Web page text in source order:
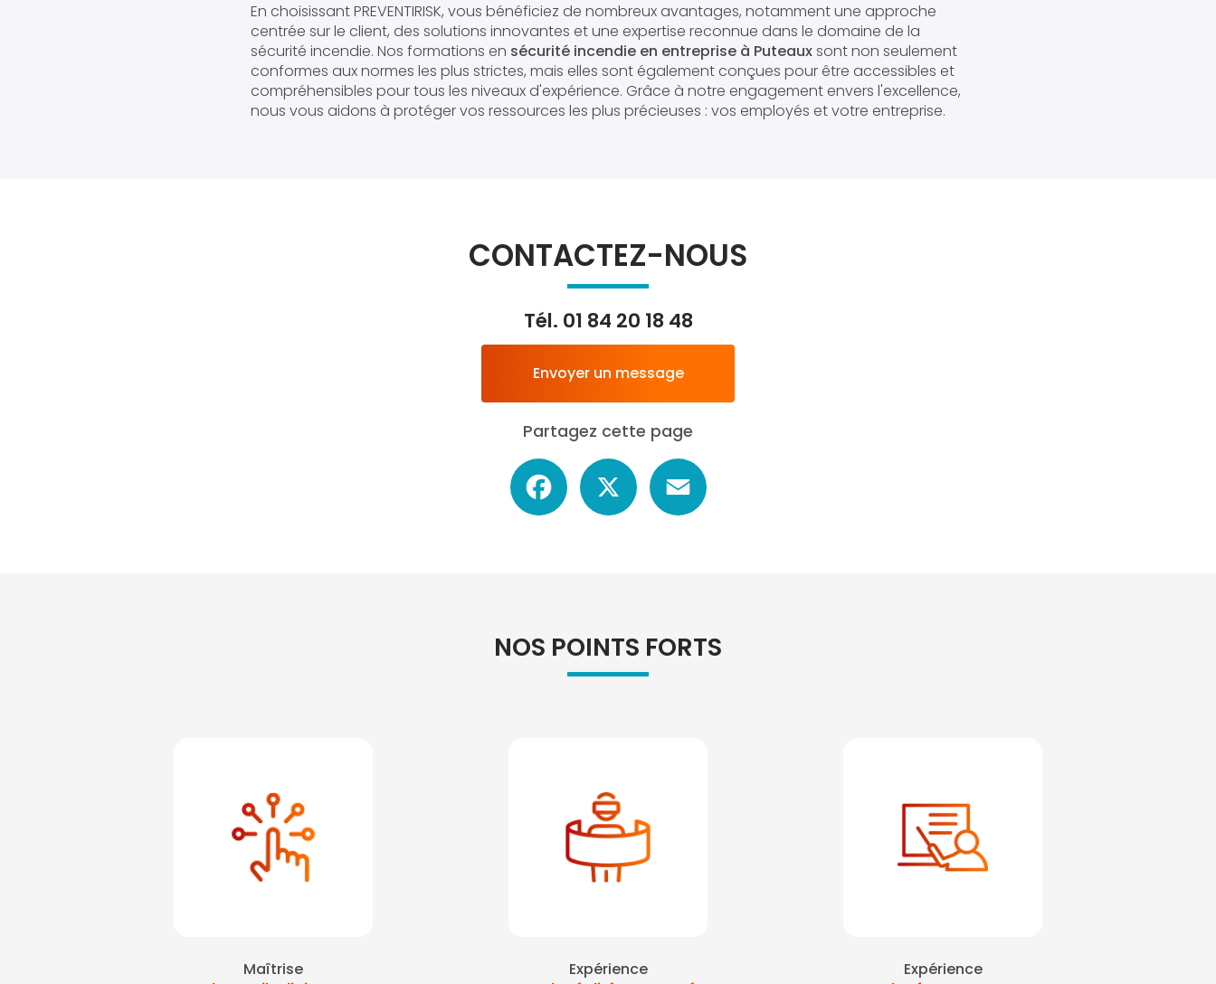
En choisissant PREVENTIRISK, vous bénéficiez de nombreux avantages, notamment une approche
centrée sur le client, des solutions innovantes et une expertise reconnue dans le domaine de la
sécurité incendie. Nos formations en sécurité incendie en entreprise à Puteauxsont non seulement
conformes aux normes les plus strictes, mais elles sont également conçues pour être accessibles et
compréhensibles pour tous les niveaux d'expérience. Grâce à notre engagement envers l'excellence,
nous vous aidons à protéger vos ressources les plus précieuses : vos employés et votre entreprise.
CONTACTEZ-NOUS
Tél. 01 84 20 18 48
Envoyer un message
Partagez cette page
Facebook
NOS POINTS FORTS
Maîtrise
Expérience
Expérience